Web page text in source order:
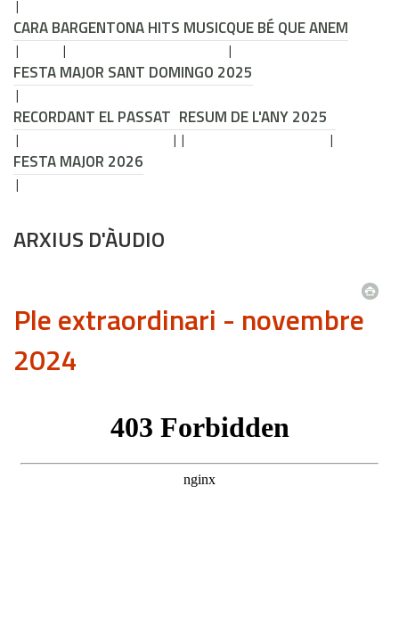
CARA BARGENTONA HITS MUSICQUE BÉ QUE ANEM
FESTA MAJOR SANT DOMINGO 2025
RECORDANT EL PASSAT RESUM DE L'ANY 2025
FESTA MAJOR 2026
ARXIUS D'ÀUDIO
Ple extraordinari - novembre
2024